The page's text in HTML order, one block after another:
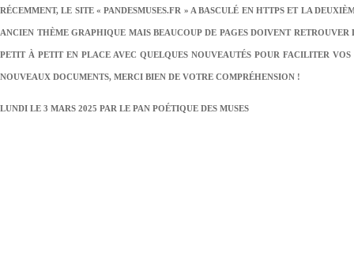
RÉCEMMENT, LE SITE « PANDESMUSES.FR » A BASCULÉ EN HTTPS ET LA
ANCIEN THÈME GRAPHIQUE MAIS BEAUCOUP DE PAGES DOIVENT
PETIT À PETIT EN PLACE AVEC QUELQUES NOUVEAUTÉS POUR FACILITER
NOUVEAUX DOCUMENTS, MERCI BIEN DE VOTRE COMPRÉHENSION !
LUNDI LE 3 MARS 2025 PAR LE PAN POÉTIQUE DES MUSES